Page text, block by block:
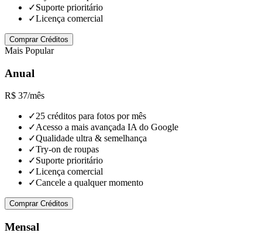
✓Suporte prioritário
✓Licença comercial
Comprar Créditos
Mais Popular
Anual
R$ 37/mês
✓25 créditos para fotos por mês
✓Acesso a mais avançada IA do Google
✓Qualidade ultra & semelhança
✓Try-on de roupas
✓Suporte prioritário
✓Licença comercial
✓Cancele a qualquer momento
Comprar Créditos
Mensal